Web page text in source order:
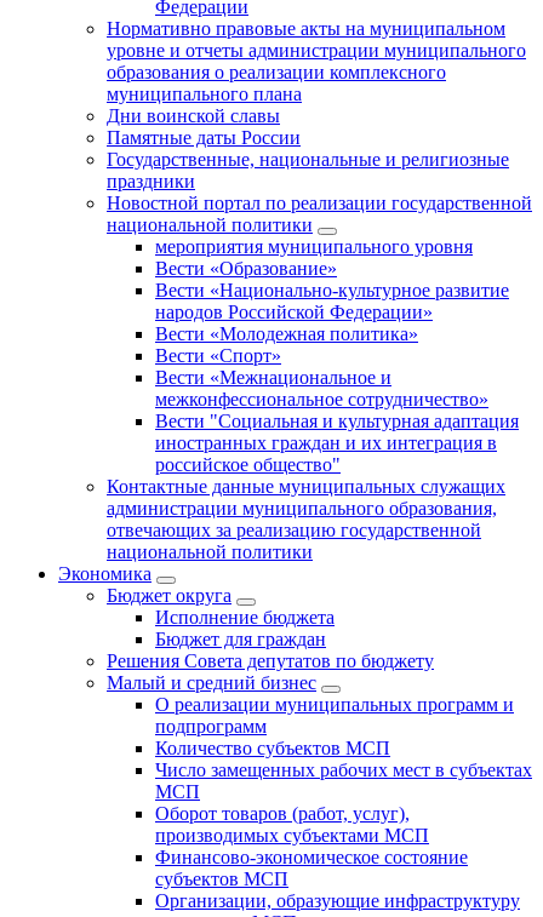
Федерации
Нормативно правовые акты на муниципальном
уровне и отчеты администрации муниципального
образования о реализации комплексного
муниципального плана
Дни воинской славы
Памятные даты России
Государственные, национальные и религиозные
праздники
Новостной портал по реализации государственной
национальной политики
мероприятия муниципального уровня
Вести «Образование»
Вести «Национально-культурное развитие
народов Российской Федерации»
Вести «Молодежная политика»
Вести «Спорт»
Вести «Межнациональное и
межконфессиональное сотрудничество»
Вести "Социальная и культурная адаптация
иностранных граждан и их интеграция в
российское общество"
Контактные данные муниципальных служащих
администрации муниципального образования,
отвечающих за реализацию государственной
национальной политики
Экономика
Бюджет округa
Исполнение бюджета
Бюджет для граждан
Решения Совета депутатов по бюджету
Малый и средний бизнес
О реализации муниципальных программ и
подпрограмм
Количество субъектов МСП
Число замещенных рабочих мест в субъектах
МСП
Оборот товаров (работ, услуг),
производимых субъектами МСП
Финансово-экономическое состояние
субъектов МСП
Организации, образующие инфраструктуру